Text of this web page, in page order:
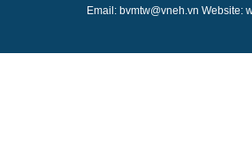
Email: bvmtw@vneh.vn Website: